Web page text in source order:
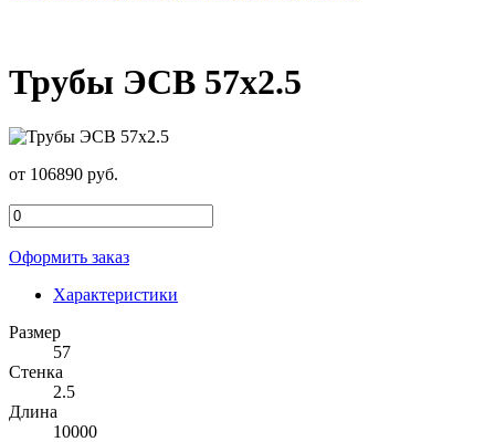
Трубы ЭСВ 57х2.5
от 106890 руб.
Оформить заказ
Характеристики
Размер
57
Стенка
2.5
Длина
10000